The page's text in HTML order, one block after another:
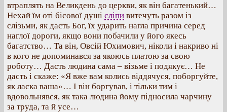
втраплять на Великдень до церкви, як він багатенький…
Нехай їм оті бісової душі сліпи витечуть разом із
слізьми, як дасть Бог, їх ударить нагла причина серед
наглої дороги, якщо вони побачили у його якесь
багатство… Та він, Овсій Юхимович, ніколи і накриво ні
в кого не допоминався за якоюсь платою за свою
роботу… Дасть людина сама – візьме і подякує… Не
дасть і скаже: «Я вже вам колись віддячуся, поборгуйте,
як ласка ваша»… І він боргував, і тільки тим і
вдовольнявся, як така людина йому підносила чарчину
за труда, та й усе…